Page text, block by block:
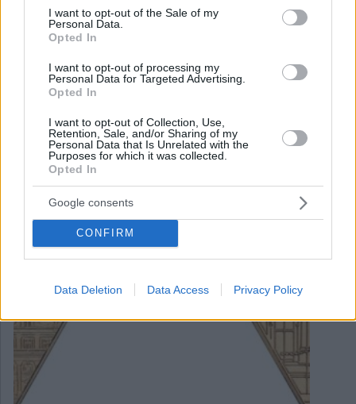
consent section.
I want to opt-out of the Sale of my
Personal Data.
Opted In
I want to opt-out of processing my
Personal Data for Targeted Advertising.
Opted In
I want to opt-out of Collection, Use,
Retention, Sale, and/or Sharing of my
Personal Data that Is Unrelated with the
Purposes for which it was collected.
Opted In
Google consents
CONFIRM
Data Deletion Data Access Privacy Policy
October 8, 2024
Banca nazionale d’Ungheria rilascia la nuova moneta da
3.000 HUF il 20 agosto FOTO